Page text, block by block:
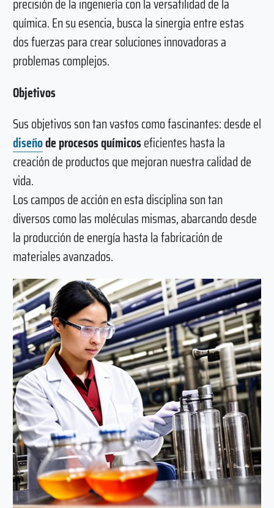
química. En su esencia, busca la sinergia entre estas
dos fuerzas para crear soluciones innovadoras a
problemas complejos.
Objetivos
Sus objetivos son tan vastos como fascinantes: desde el
diseñode procesos químicoseficientes hasta la
creación de productos que mejoran nuestra calidad de
vida.
Los campos de acción en esta disciplina son tan
diversos como las moléculas mismas, abarcando desde
la producción de energía hasta la fabricación de
materiales avanzados.